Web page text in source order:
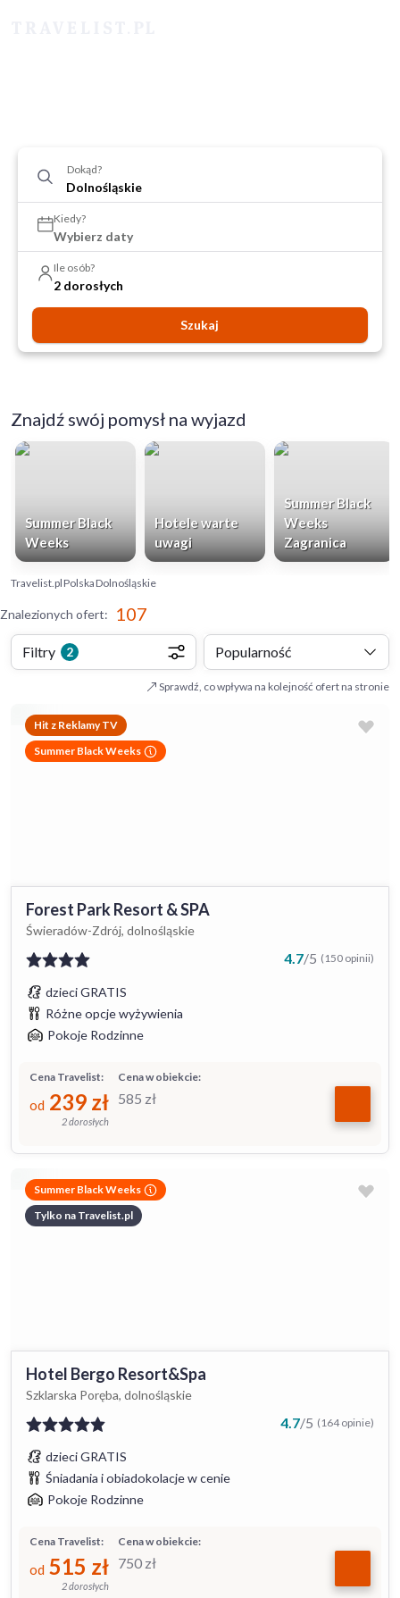
Dokąd?
Kiedy?
Wybierz daty
Ile osób?
2 dorosłych
Szukaj
Znajdź swój pomysł na wyjazd
Summer Black
Weeks
Hotele warte
uwagi
Summer Black
Weeks
Zagranica
Travelist.plPolskaDolnośląskie
Znalezionych ofert: 107
Filtry 2 Popularność
Sprawdź, co wpływa na kolejność ofert na stronie
Hit z Reklamy TV
Summer Black Weeks
Forest Park Resort & SPA
Świeradów-Zdrój, dolnośląskie
4.7/5 (150 opinii)
dzieci GRATIS
Różne opcje wyżywienia
Pokoje Rodzinne
Cena w obiekcie:
585 zł
Cena Travelist:
od 239 zł
2 dorosłych
Summer Black Weeks
Tylko na Travelist.pl
Hotel Bergo Resort&Spa
Szklarska Poręba, dolnośląskie
4.7/5 (164 opinie)
dzieci GRATIS
Śniadania i obiadokolacje w cenie
Pokoje Rodzinne
Cena w obiekcie:
750 zł
Cena Travelist:
od 515 zł
2 dorosłych